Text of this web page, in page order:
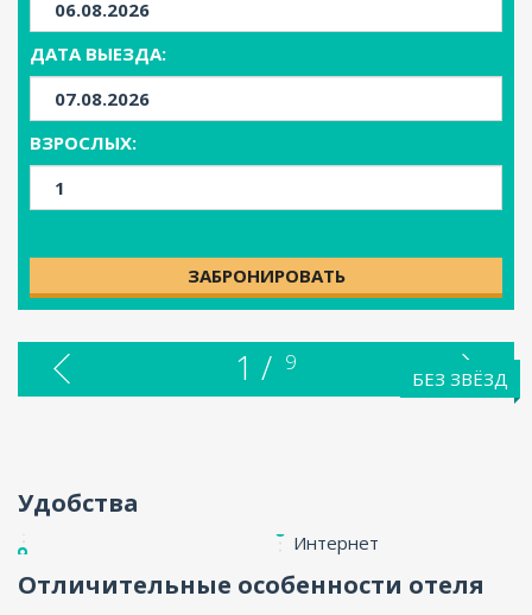
ДАТА ВЫЕЗДА:
ВЗРОСЛЫХ:
ЗАБРОНИРОВАТЬ
БЕЗ ЗВЁЗД
1 / 9
Удобства
Интернет
Отличительные особенности отеля